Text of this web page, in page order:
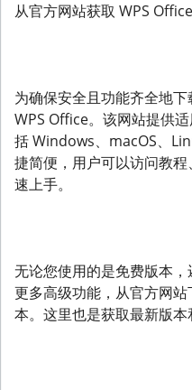
从官方网站获取 WPS Office
为确保安全且功能齐全地
WPS Office。该网站提供
括 Windows、macOS、
捷简便，用户可以访问教
速上手。
无论您使用的是免费版本
更多高级功能，从官方网
本。这里也是获取最新版本